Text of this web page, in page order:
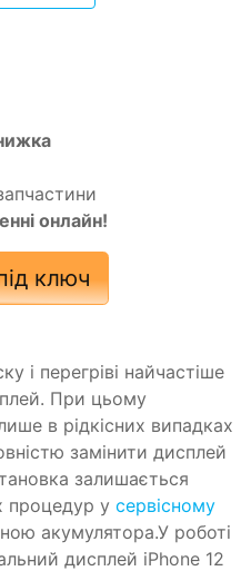
онлайн!
ключ
і перегріві найчастіше
При цьому
в рідкісних випадках
замінити дисплей
залишається
процедур у сервісному
акумулятора.У роботі
дисплей iPhone 12